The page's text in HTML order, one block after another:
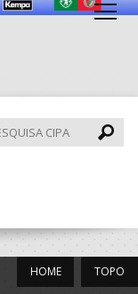
CIPA
TOPO
HOME